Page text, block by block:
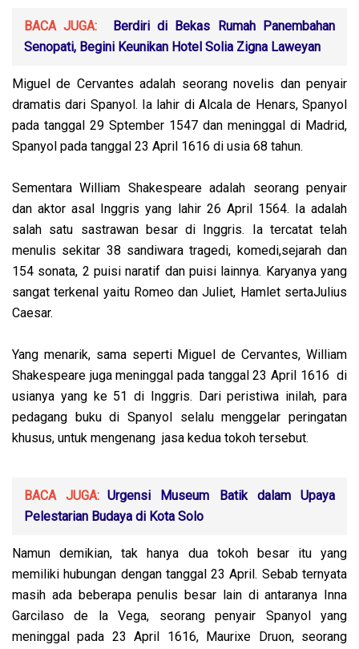
BACA JUGA:
Berdiri di Bekas Rumah Panembahan
Senopati, Begini Keunikan Hotel Solia Zigna Laweyan
Miguel de Cervantes adalah seorang novelis dan penyair
dramatis dari Spanyol. Ia lahir di Alcala de Henars, Spanyol
pada tanggal 29 Sptember 1547 dan meninggal di Madrid,
Spanyol pada tanggal 23 April 1616 di usia 68 tahun.
Sementara William Shakespeare adalah seorang penyair
dan aktor asal Inggris yang lahir 26 April 1564. Ia adalah
salah satu sastrawan besar di Inggris. Ia tercatat telah
menulis sekitar 38 sandiwara tragedi, komedi,sejarah dan
154 sonata, 2 puisi naratif dan puisi lainnya. Karyanya yang
sangat terkenal yaitu Romeo dan Juliet, Hamlet sertaJulius
Caesar.
Yang menarik, sama seperti Miguel de Cervantes, William
Shakespeare juga meninggal pada tanggal 23 April 1616 di
usianya yang ke 51 di Inggris. Dari peristiwa inilah, para
pedagang buku di Spanyol selalu menggelar peringatan
khusus, untuk mengenang jasa kedua tokoh tersebut.
BACA JUGA: Urgensi Museum Batik dalam Upaya
Pelestarian Budaya di Kota Solo
Namun demikian, tak hanya dua tokoh besar itu yang
memiliki hubungan dengan tanggal 23 April. Sebab ternyata
masih ada beberapa penulis besar lain di antaranya Inna
Garcilaso de la Vega, seorang penyair Spanyol yang
meninggal pada 23 April 1616, Maurixe Druon, seorang